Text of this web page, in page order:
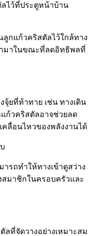
ไว้ที่ประตูหน้าบ้าน
กแก้วคริสตัลไว้ใกล้ทาง
ามาในขณะที่ลดอิทธิพลที่
ยที่ท้าทาย เช่น ทางเดิน
ก้วคริสตัลอาจช่วยลด
ลื่อนไหวของพลังงานได้
รถทำให้ทางเข้าดูสว่าง
มาชิกในครอบครัวและ
ที่จัดวางอย่างเหมาะสม